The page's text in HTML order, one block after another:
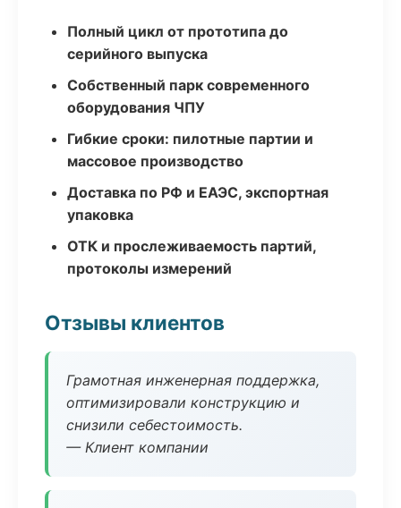
Полный цикл от прототипа до
серийного выпуска
Собственный парк современного
оборудования ЧПУ
Гибкие сроки: пилотные партии и
массовое производство
Доставка по РФ и ЕАЭС, экспортная
упаковка
ОТК и прослеживаемость партий,
протоколы измерений
Отзывы клиентов
Грамотная инженерная поддержка,
оптимизировали конструкцию и
снизили себестоимость.
— Клиент компании